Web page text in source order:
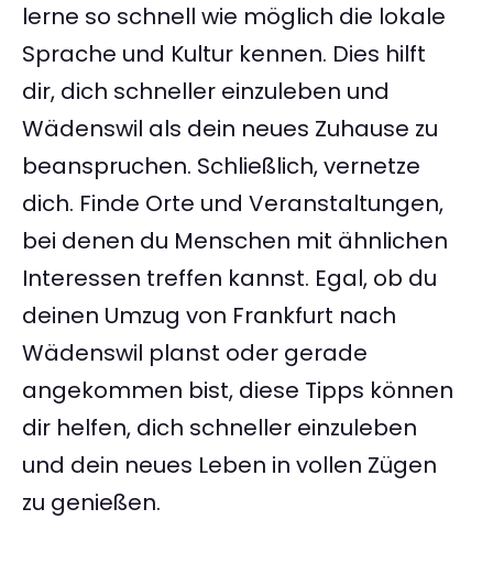
lerne so schnell wie möglich die lokale
Sprache und Kultur kennen. Dies hilft
dir, dich schneller einzuleben und
Wädenswil als dein neues Zuhause zu
beanspruchen. Schließlich, vernetze
dich. Finde Orte und Veranstaltungen,
bei denen du Menschen mit ähnlichen
Interessen treffen kannst. Egal, ob du
deinen Umzug von Frankfurt nach
Wädenswil planst oder gerade
angekommen bist, diese Tipps können
dir helfen, dich schneller einzuleben
und dein neues Leben in vollen Zügen
zu genießen.